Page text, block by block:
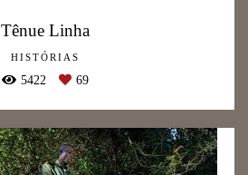
Tênue Linha
HISTÓRIAS
5422 69